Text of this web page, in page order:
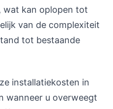
wat kan oplopen tot
van de complexiteit
tot bestaande
installatiekosten in
wanneer u overweegt